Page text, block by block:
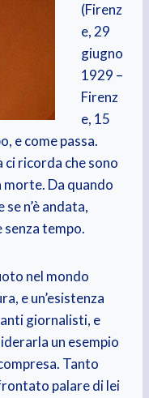
(Firenz
e, 29
giugno
1929 –
Firenz
e, 15
e come passa.
ci ricorda che sono
morte. Da quando
n’è andata,
senza tempo.
nel mondo
e un’esistenza
giornalisti, e
un esempio
Tanto
palare di lei